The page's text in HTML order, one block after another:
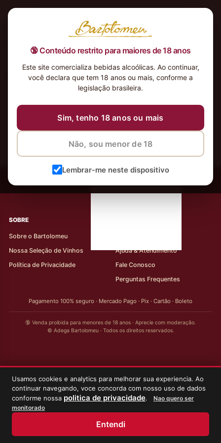
🔞 Conteúdo restrito para maiores de 18 anos
Este site comercializa bebidas alcoólicas. Ao continuar,
você declara que tem 18 anos ou mais, conforme a
legislação brasileira.
Sim, tenho 18 anos ou mais
Não, sou menor de 18
Lembrar-me neste dispositivo
Nothing Found
It seems we can’t find what you’re looking for. Perhaps
Usamos cookies e analytics para melhorar sua experiencia. Ao
continuar navegando, voce concorda com nosso uso de dados
conforme nossa politica de privacidade.
Nao quero ser
monitorado
Entendi
‹ Meus Vinhos
Mais de 80.000 clientes apaixonados por nossos
SOBRE
Sobre o Bartolomeu
Nossa Seleção de Vinhos
Política de Privacidade
Ajuda & Atendimento
Fale Conosco
Perguntas Frequentes
Pagamento 100% seguro · Mercado Pago · Pix · Cartão · Boleto
🔞 Venda proibida para menores de 18 anos · Aprecie com moderação.
© Adega Bartolomeu · Todos os direitos reservados.